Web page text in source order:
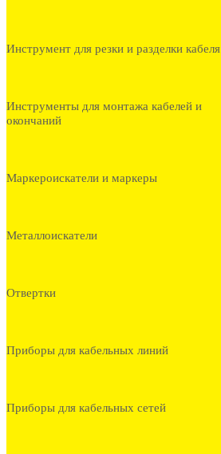
Инструмент для резки и разделки кабеля
Инструменты для монтажа кабелей и
окончаний
Маркероискатели и маркеры
Металлоискатели
Отвертки
Приборы для кабельных линий
Приборы для кабельных сетей